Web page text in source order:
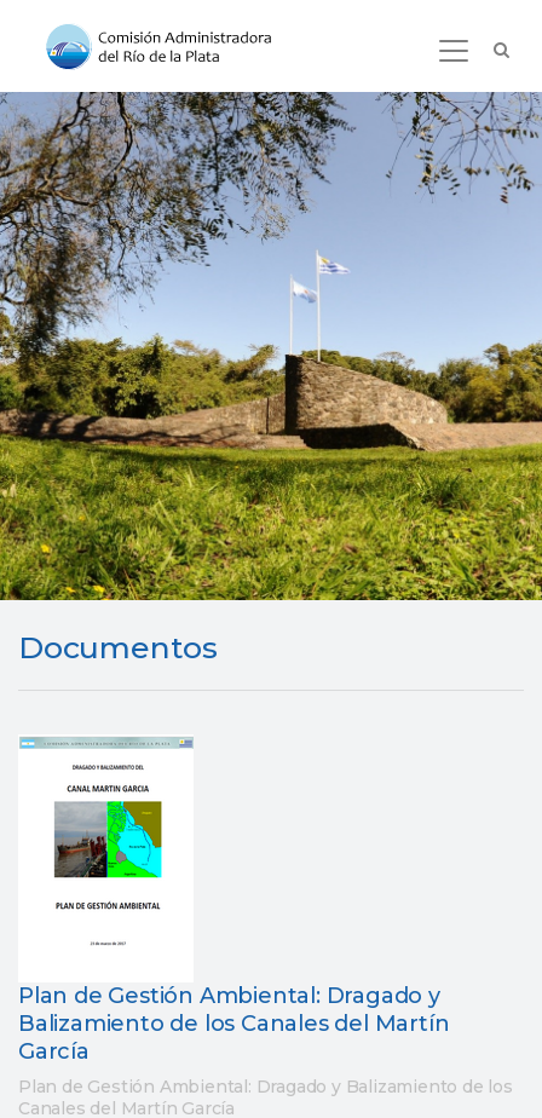
Documentos
Plan de Gestión Ambiental: Dragado y
Balizamiento de los Canales del Martín
García
Plan de Gestión Ambiental: Dragado y Balizamiento de los
Canales del Martín García